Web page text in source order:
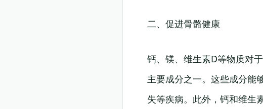
二、促进骨骼健康
钙、镁、维生素D等物质对
主要成分之一。这些成分能
失等疾病。此外，钙和维生